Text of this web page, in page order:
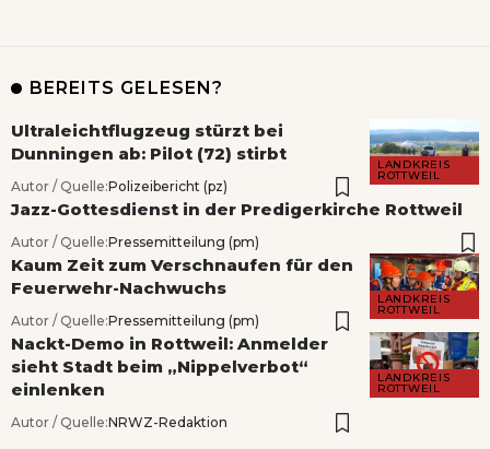
BEREITS GELESEN?
LANDKREIS
ROTTWEIL
Ultraleichtflugzeug stürzt bei
Dunningen ab: Pilot (72) stirbt
Autor / Quelle:Polizeibericht (pz)
Jazz-Gottesdienst in der Predigerkirche Rottweil
Autor / Quelle:Pressemitteilung (pm)
LANDKREIS
ROTTWEIL
Kaum Zeit zum Verschnaufen für den
Feuerwehr-Nachwuchs
Autor / Quelle:Pressemitteilung (pm)
LANDKREIS
ROTTWEIL
Nackt-Demo in Rottweil: Anmelder
sieht Stadt beim „Nippelverbot“
einlenken
Autor / Quelle:NRWZ-Redaktion